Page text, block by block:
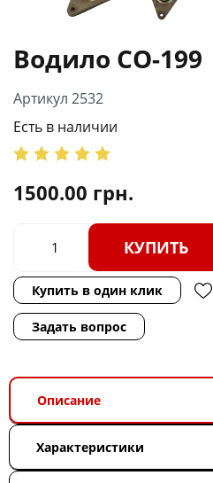
Водило СО-199
Артикул 2532
Есть в наличии
1500.00 грн.
КУПИТЬ
Купить в один клик
Задать вопрос
Описание
Характеристики